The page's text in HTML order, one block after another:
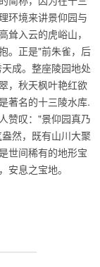
环境来讲景仰园与
入云的虎峪山，
。正是"前朱雀，后
成。整座陵园地处
，秋天枫叶艳红欲
著名的十三陵水库.
赞叹："景仰园真乃
然，既有山川大聚
世间稀有的地形宝
息之宝地。